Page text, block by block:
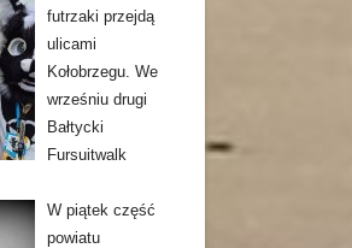
futrzaki przejdą
ulicami
Kołobrzegu. We
wrześniu drugi
Bałtycki
Fursuitwalk
W piątek część
powiatu